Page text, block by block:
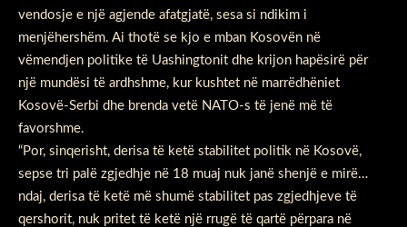
vendosje e një agjende afatgjatë, sesa si ndikim i
menjëhershëm. Ai thotë se kjo e mban Kosovën në
vëmendjen politike të Uashingtonit dhe krijon hapësirë për
një mundësi të ardhshme, kur kushtet në marrëdhëniet
Kosovë-Serbi dhe brenda vetë NATO-s të jenë më të
favorshme.
“Por, sinqerisht, derisa të ketë stabilitet politik në Kosovë,
sepse tri palë zgjedhje në 18 muaj nuk janë shenjë e mirë…
ndaj, derisa të ketë më shumë stabilitet pas zgjedhjeve të
qershorit, nuk pritet të ketë një rrugë të qartë përpara në